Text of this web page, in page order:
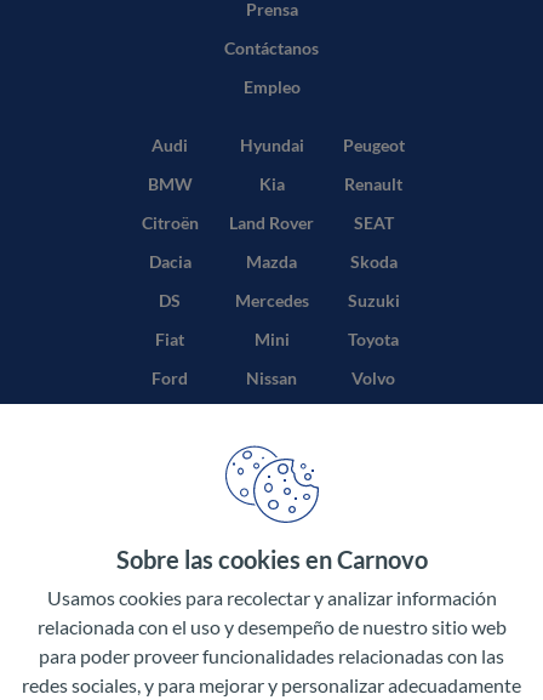
Sobre las cookies en Carnovo
Usamos cookies para recolectar y analizar información
relacionada con el uso y desempeño de nuestro sitio web
para poder proveer funcionalidades relacionadas con las
redes sociales, y para mejorar y personalizar adecuadamente
Prensa
Contáctanos
Empleo
Audi
BMW
Citroën
Dacia
DS
Fiat
Ford
Hyundai
Kia
Land Rover
Mazda
Mercedes
Mini
Nissan
Peugeot
Renault
SEAT
Skoda
Suzuki
Toyota
Volvo
Política de privacidad
Aviso legal